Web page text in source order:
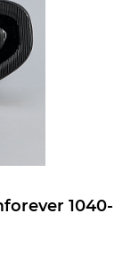
1040-